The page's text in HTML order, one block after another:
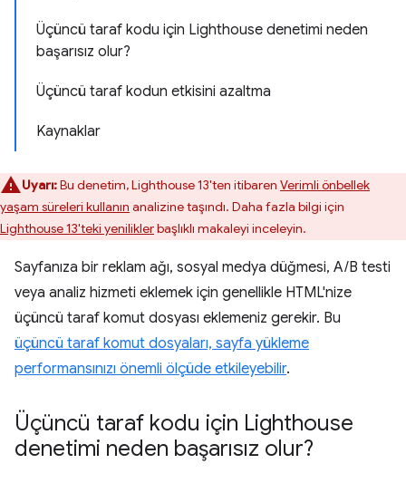
Üçüncü taraf kodu için Lighthouse denetimi neden
başarısız olur?
Üçüncü taraf kodun etkisini azaltma
Kaynaklar
Uyarı:Bu denetim, Lighthouse 13'ten itibaren Verimli önbellek
yaşam süreleri kullanın analizine taşındı. Daha fazla bilgi için
Lighthouse 13'teki yeniliklerbaşlıklı makaleyi inceleyin.
Sayfanıza bir reklam ağı, sosyal medya düğmesi, A/B testi
veya analiz hizmeti eklemek için genellikle HTML'nize
üçüncü taraf komut dosyası eklemeniz gerekir. Bu
üçüncü taraf komut dosyaları, sayfa yükleme
performansınızı önemli ölçüde etkileyebilir.
Üçüncü taraf kodu için Lighthouse
denetimi neden başarısız olur?